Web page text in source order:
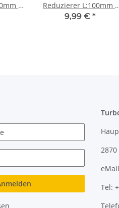
/
Reduzierer L:100mm /
Silikonschlauch -
9,99 € *
2870
Tel: